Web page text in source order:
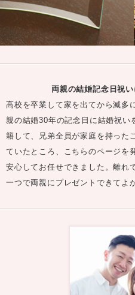
両親の結婚記念日祝い
高校を卒業して家を出てから滅多
親の結婚30年の記念日に結婚祝い
籍して、兄弟全員が家庭を持った
ていたところ、こちらのページを
安心してお任せできました。離れ
一つで両親にプレゼントできてよ